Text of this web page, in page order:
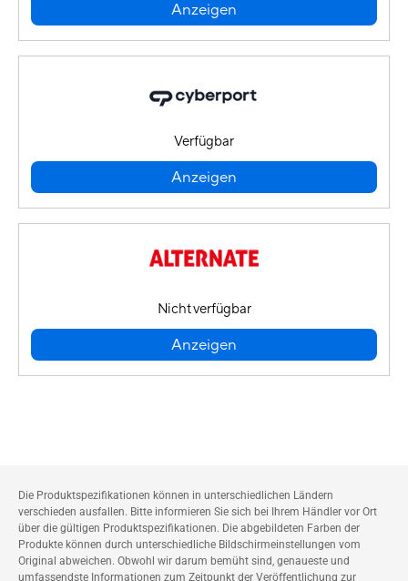
Anzeigen
Verfügbar
Anzeigen
Nicht verfügbar
Anzeigen
Die Produktspezifikationen können in unterschiedlichen Ländern
verschieden ausfallen. Bitte informieren Sie sich bei Ihrem Händler vor Ort
über die gültigen Produktspezifikationen. Die abgebildeten Farben der
Produkte können durch unterschiedliche Bildschirmeinstellungen vom
Original abweichen. Obwohl wir darum bemüht sind, genaueste und
umfassendste Informationen zum Zeitpunkt der Veröffentlichung zur